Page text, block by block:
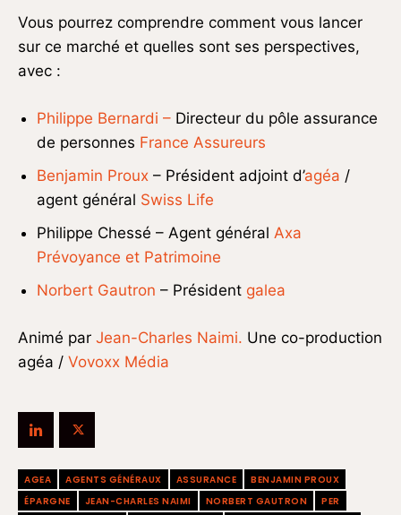
Vous pourrez comprendre comment vous lancer
sur ce marché et quelles sont ses perspectives,
avec :
Philippe Bernardi – Directeur du pôle assurance
de personnes France Assureurs
Benjamin Proux – Président adjoint d’agéa /
agent général Swiss Life
Philippe Chessé – Agent général Axa
Prévoyance et Patrimoine
Norbert Gautron – Président galea
Animé par Jean-Charles Naimi. Une co-production
agéa / Vovoxx Média
AGEA AGENTS GÉNÉRAUX ASSURANCE
BENJAMIN PROUX
ÉPARGNE
JEAN-CHARLES NAIMI NORBERT GAUTRON
PER